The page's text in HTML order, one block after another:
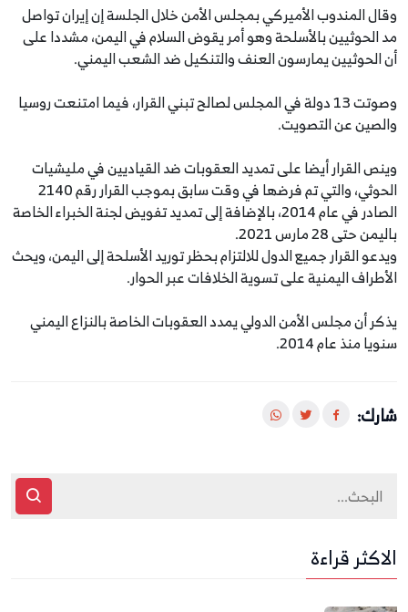
وقال المندوب الأميركي بمجلس الأمن خلال الجلسة إن إيران تواصل
مد الحوثيين بالأسلحة وهو أمر يقوض السلام في اليمن، مشددا على
أن الحوثيين يمارسون العنف والتنكيل ضد الشعب اليمني.
وصوتت 13 دولة في المجلس لصالح تبني القرار، فيما امتنعت روسيا
والصين عن التصويت.
وينص القرار أيضا على تمديد العقوبات ضد القياديين في مليشيات
الحوثي، والتي تم فرضها في وقت سابق بموجب القرار رقم 2140
الصادر في عام 2014، بالإضافة إلى تمديد تفويض لجنة الخبراء الخاصة
باليمن حتى 28 مارس 2021.
ويدعو القرار جميع الدول للالتزام بحظر توريد الأسلحة إلى اليمن، ويحث
الأطراف اليمنية على تسوية الخلافات عبر الحوار.
يذكر أن مجلس الأمن الدولي يمدد العقوبات الخاصة بالنزاع اليمني
سنويا منذ عام 2014.
شارك:
الاكثر قراءة